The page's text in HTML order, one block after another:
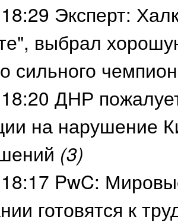
Эксперт:
выбрал
сильного
ДНР
на нарушение
(3)
PwC:
готовятся к